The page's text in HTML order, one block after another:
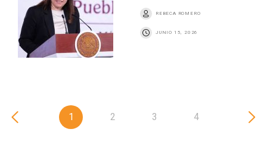
REBECA ROMERO
JUNIO 15, 2026
1 2 3 4